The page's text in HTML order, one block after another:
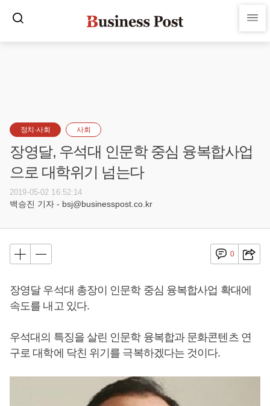
정치·사회 사회
장영달, 우석대 인문학 중심 융복합사업
으로 대학위기 넘는다
2019-05-02 16:52:14
백승진 기자 - bsj@businesspost.co.kr
0
장영달 우석대 총장이 인문학 중심 융복합사업 확대에
속도를 내고 있다.
우석대의 특징을 살린 인문학 융복합과 문화콘텐츠 연
구로 대학에 닥친 위기를 극복하겠다는 것이다.